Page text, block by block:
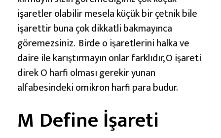
işaretler olabilir mesela küçük bir çetnik bile
işarettir buna çok dikkatli bakmayınca
göremezsiniz. Birde o işaretlerini halka ve
daire ile karıştırmayın onlar farklıdır, O işareti
direk O harfi olması gerekir yunan
alfabesindeki omikron harfi para budur.
M Define İşareti